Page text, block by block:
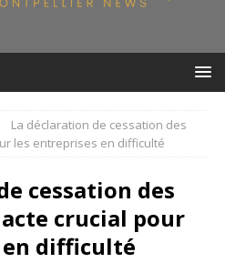
La déclaration de cessation des
les entreprises en difficulté
cessation des
crucial pour
difficulté